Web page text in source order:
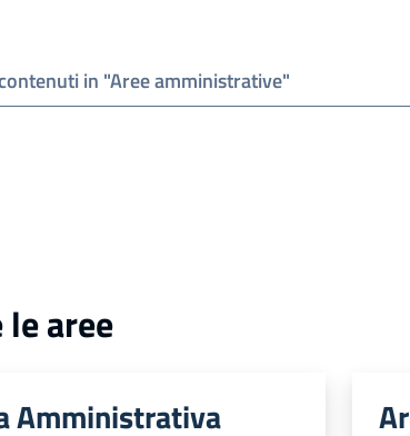
in "Aree amministrative"
aree
Amministrativa